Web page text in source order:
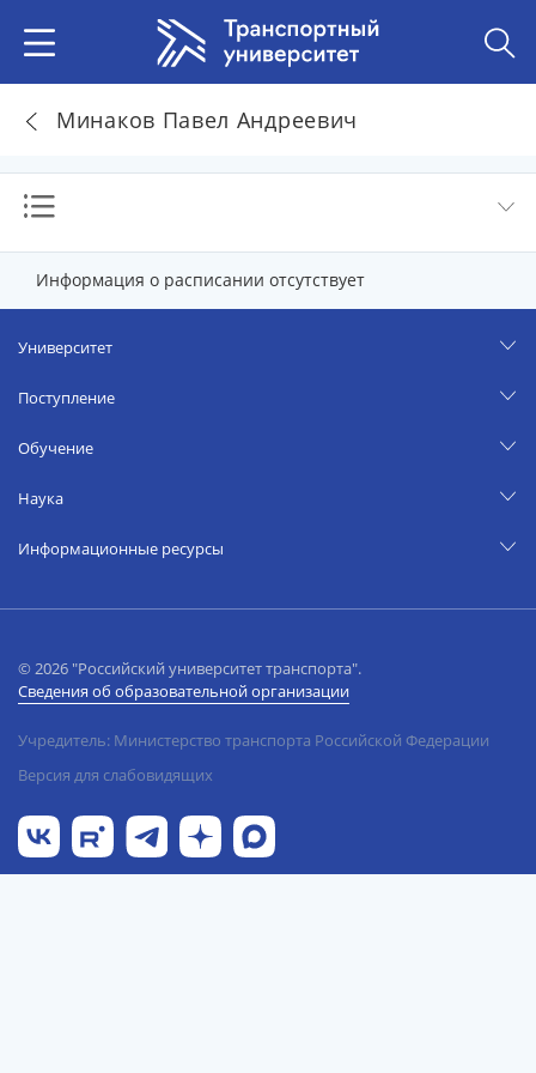
Минаков Павел Андреевич
Информация о расписании отсутствует
Университет
Поступление
Обучение
Наука
Информационные ресурсы
© 2026 "Российский университет транспорта".
Сведения об образовательной организации
Учредитель: Министерство транспорта Российской Федерации
Версия для слабовидящих